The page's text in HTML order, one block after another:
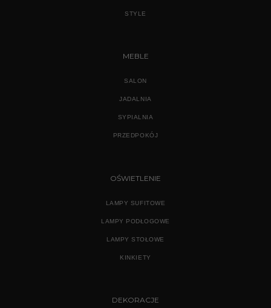
STYLE
MEBLE
SALON
JADALNIA
SYPIALNIA
PRZEDPOKÓJ
OŚWIETLENIE
LAMPY SUFITOWE
LAMPY PODŁOGOWE
LAMPY STOŁOWE
KINKIETY
DEKORACJE